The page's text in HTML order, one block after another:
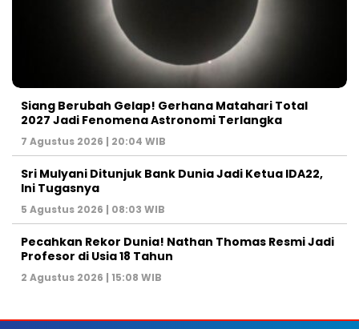
Siang Berubah Gelap! Gerhana Matahari Total
2027 Jadi Fenomena Astronomi Terlangka
7 Agustus 2026 | 20:04 WIB
Sri Mulyani Ditunjuk Bank Dunia Jadi Ketua IDA22,
Ini Tugasnya
5 Agustus 2026 | 08:03 WIB
Pecahkan Rekor Dunia! Nathan Thomas Resmi Jadi
Profesor di Usia 18 Tahun
2 Agustus 2026 | 15:08 WIB